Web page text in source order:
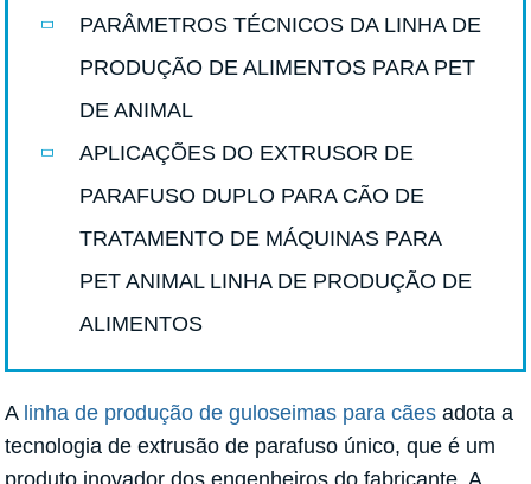
PARÂMETROS TÉCNICOS DA LINHA DE
PRODUÇÃO DE ALIMENTOS PARA PET
DE ANIMAL
APLICAÇÕES DO EXTRUSOR DE
PARAFUSO DUPLO PARA CÃO DE
TRATAMENTO DE MÁQUINAS PARA
PET ANIMAL LINHA DE PRODUÇÃO DE
ALIMENTOS
A linha de produção de guloseimas para cães adota a
tecnologia de extrusão de parafuso único, que é um